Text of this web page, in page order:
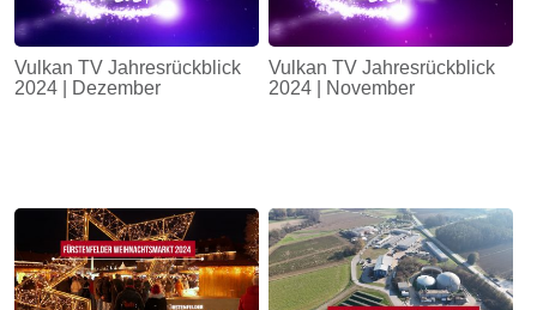
Vulkan TV Jahresrückblick
2024 | Dezember
Vulkan TV Jahresrückblick
2024 | November